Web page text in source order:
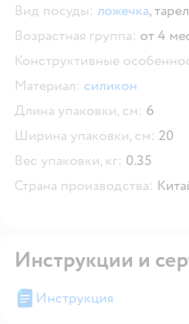
Вид посуды: ложечка,
Возрастная группа: от 4
Конструктивные
Материал: силикон
Длина упаковки, см: 6
Ширина упаковки, см: 20
Вес упаковки, кг: 0.35
Страна производства:
Инструкции и
Инструкция